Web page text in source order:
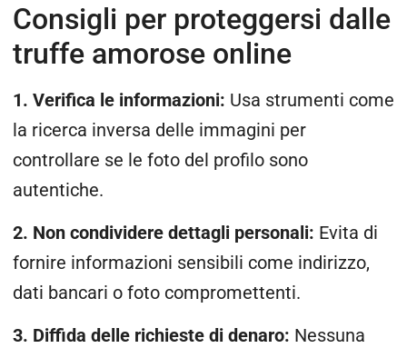
Consigli per proteggersi dalle
truffe amorose online
1. Verifica le informazioni: Usa strumenti come
la ricerca inversa delle immagini per
controllare se le foto del profilo sono
autentiche.
2. Non condividere dettagli personali: Evita di
fornire informazioni sensibili come indirizzo,
dati bancari o foto compromettenti.
3. Diffida delle richieste di denaro: Nessuna